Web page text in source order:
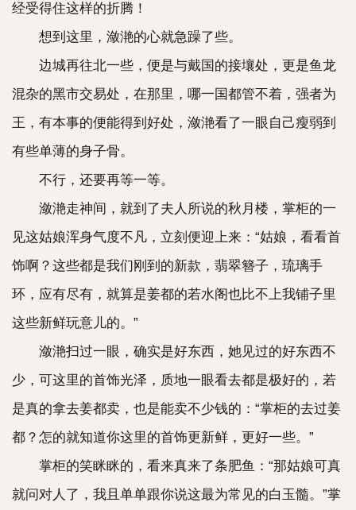
经受得住这样的折腾！
想到这里，潋滟的心就急躁了些。
边城再往北一些，便是与戴国的接壤处，更是鱼龙
混杂的黑市交易处，在那里，哪一国都管不着，强者为
王，有本事的便能得到好处，潋滟看了一眼自己瘦弱到
有些单薄的身子骨。
不行，还要再等一等。
潋滟走神间，就到了夫人所说的秋月楼，掌柜的一
见这姑娘浑身气度不凡，立刻便迎上来：“姑娘，看看首
饰啊？这些都是我们刚到的新款，翡翠簪子，琉璃手
环，应有尽有，就算是姜都的若水阁也比不上我铺子里
这些新鲜玩意儿的。”
潋滟扫过一眼，确实是好东西，她见过的好东西不
少，可这里的首饰光泽，质地一眼看去都是极好的，若
是真的拿去姜都卖，也是能卖不少钱的：“掌柜的去过姜
都？怎的就知道你这里的首饰更新鲜，更好一些。”
掌柜的笑眯眯的，看来真来了条肥鱼：“那姑娘可真
就问对人了，我且单单跟你说这最为常见的白玉髓。”掌